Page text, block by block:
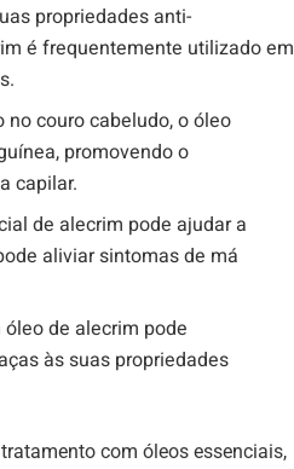
propriedades anti-
é frequentemente utilizado em
no couro cabeludo, o óleo
promovendo o
capilar.
de alecrim pode ajudar a
aliviar sintomas de má
de alecrim pode
às suas propriedades
com óleos essenciais,